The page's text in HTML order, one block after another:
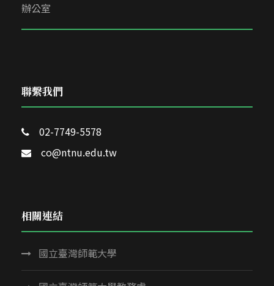
辦公室
聯繫我們
02-7749-5578
co@ntnu.edu.tw
相關連結
國立臺灣師範大學